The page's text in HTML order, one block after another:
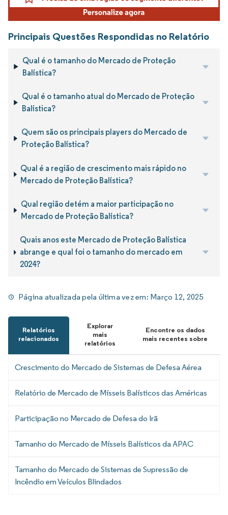
Principais Questões Respondidas no Relatório
Qual é o tamanho do Mercado de Proteção
Balística?
Qual é o tamanho atual do Mercado de Proteção
Balística?
Quem são os principais players do Mercado de
Proteção Balística?
Qual é a região de crescimento mais rápido no
Mercado de Proteção Balística?
Qual região detém a maior participação no
Mercado de Proteção Balística?
Quais anos este Mercado de Proteção Balística
abrange e qual foi o tamanho do mercado em
2024?
Página atualizada pela última vez em: Março 12, 2025
Relatórios
relacionados
Explorar
mais
relatórios
Encontre os dados
mais recentes sobre
Crescimento do Mercado de Sistemas de Defesa Aérea
Relatório de Mercado de Mísseis Balísticos das Américas
Participação no Mercado de Defesa do Irã
Tamanho do Mercado de Mísseis Balísticos da APAC
Tamanho do Mercado de Sistemas de Supressão de
Incêndio em Veículos Blindados